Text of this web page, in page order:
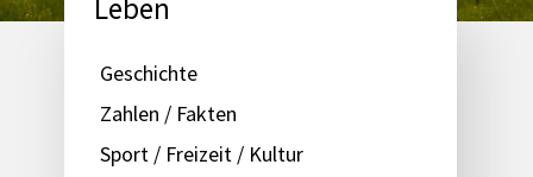
Subnavigation
Leben
Geschichte
Zahlen / Fakten
Sport / Freizeit / Kultur